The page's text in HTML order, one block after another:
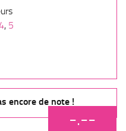
, 5
encore de note !
-.--